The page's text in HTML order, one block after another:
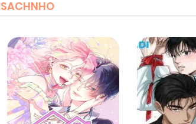
Chapter 53(VIP)
Chapter 51(VIP)